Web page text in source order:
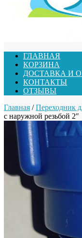
ГЛАВНАЯ
КОРЗИНА
ДОСТАВКА И
КОНТАКТЫ
ОТЗЫВЫ
Главная /Переходник
с наружной резьбой 2″